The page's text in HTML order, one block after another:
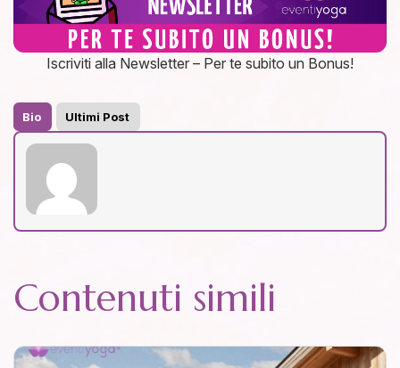
Iscriviti alla Newsletter – Per te subito un Bonus!
Bio Ultimi Post
Contenuti simili